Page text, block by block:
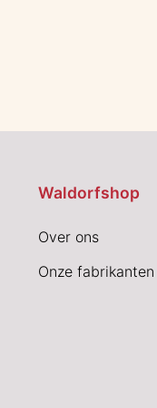
Waldorfshop
Over ons
Onze fabrikanten